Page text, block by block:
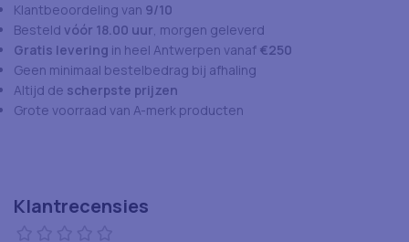
Klantbeoordeling van 9/10
Besteld vóór 18.00 uur, morgen geleverd
Gratis levering in heel Antwerpen vanaf €250
Geen minimaal bestelbedrag bij afhaling
Altijd de scherpste prijzen
Grote voorraad van A-merk producten
Klantrecensies